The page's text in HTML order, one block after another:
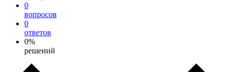
0
вопросов
0
ответов
0%
решений